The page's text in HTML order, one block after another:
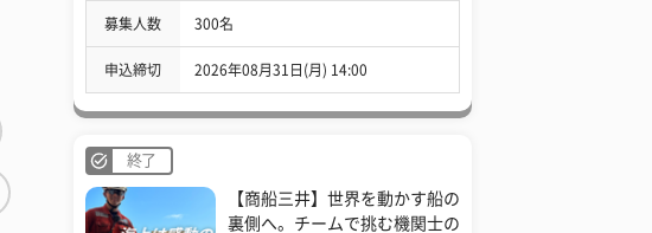
募集人数 300名
申込締切 2026年08月31日(月) 14:00
終了
【商船三井】世界を動かす船の
裏側へ。チームで挑む機関士の